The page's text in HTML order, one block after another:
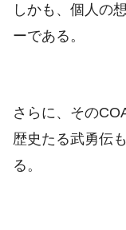
しかも、個人の
ーである。
さらに、その
歴史たる武勇伝
る。